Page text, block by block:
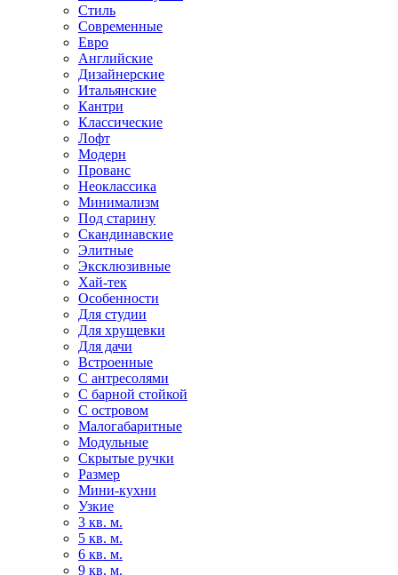
Стиль
Современные
Евро
Английские
Дизайнерские
Итальянские
Кантри
Классические
Лофт
Модерн
Прованс
Неоклассика
Минимализм
Под старину
Скандинавские
Элитные
Эксклюзивные
Хай-тек
Особенности
Для студии
Для хрущевки
Для дачи
Встроенные
С антресолями
С барной стойкой
С островом
Малогабаритные
Модульные
Скрытые ручки
Размер
Мини-кухни
Узкие
3 кв. м.
5 кв. м.
6 кв. м.
9 кв. м.